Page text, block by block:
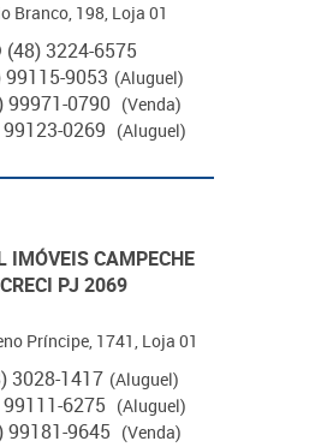
Branco, 198, Loja 01
(48) 3224-6575
99115-9053 (Aluguel)
99971-0790 (Venda)
0269 (Aluguel)
IMÓVEIS CAMPECHE
CRECI PJ 2069
Príncipe, 1741, Loja 01
3028-1417 (Aluguel)
6275 (Aluguel)
99181-9645 (Venda)